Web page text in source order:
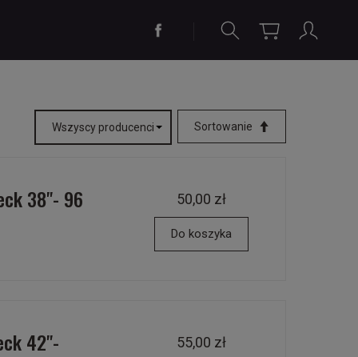
Sortowanie
38"- 96
50,00 zł
Do koszyka
42"-
55,00 zł